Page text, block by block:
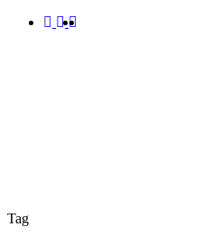
facebook
linkedin
instagram
Tag